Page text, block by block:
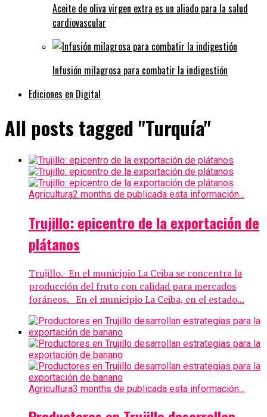
Aceite de oliva virgen extra es un aliado para la salud
cardiovascular
Infusión milagrosa para combatir la indigestión
Ediciones en Digital
All posts tagged "Turquía"
Agricultura2 months de publicada esta información...
Trujillo: epicentro de la exportación de
plátanos
Trujillo.- En el municipio La Ceiba se concentra la
producción del fruto con calidad para mercados
foráneos. En el municipio La Ceiba, en el estado...
Agricultura3 months de publicada esta información...